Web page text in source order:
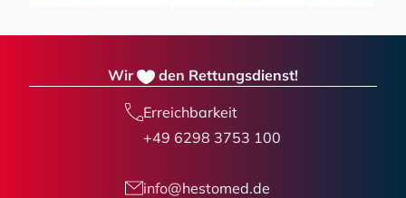
Wir den Rettungsdienst!
Erreichbarkeit
+49 6298 3753 100
info@hestomed.de